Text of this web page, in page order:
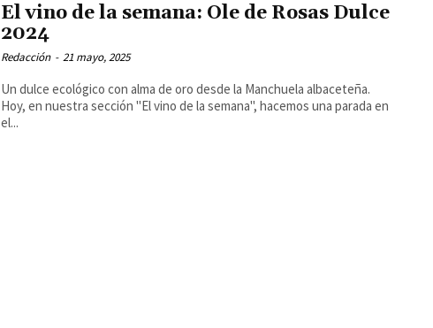
El vino de la semana: Ole de Rosas Dulce
2024
Redacción - 21 mayo, 2025
Un dulce ecológico con alma de oro desde la Manchuela albaceteña.
Hoy, en nuestra sección "El vino de la semana", hacemos una parada en
el...